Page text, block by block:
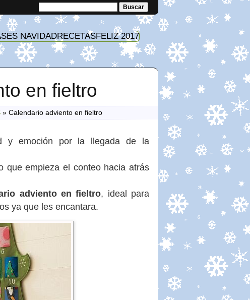
NAVIDADRECETASFELIZ 2017
en fieltro
» Calendario adviento en fieltro
y emoción por la llegada de la
que empieza el conteo hacia atrás
adviento en fieltro, ideal para
ya que les encantara.